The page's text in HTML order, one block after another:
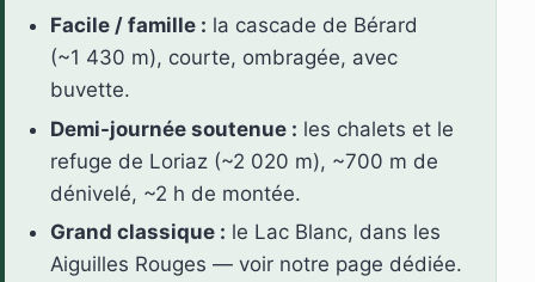
Facile / famille : la cascade de Bérard
(~1 430 m), courte, ombragée, avec
buvette.
Demi-journée soutenue : les chalets et le
refuge de Loriaz (~2 020 m), ~700 m de
dénivelé, ~2 h de montée.
Grand classique : le Lac Blanc, dans les
Aiguilles Rouges — voir notre page dédiée.